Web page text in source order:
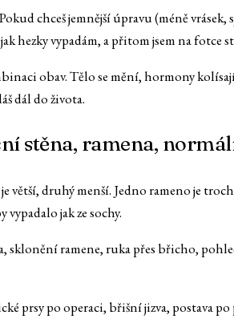
chceš jemnější úpravu (méně
hezky vypadám, a přitom jsem na fotce
obav. Tělo se mění, hormony
dál do života.
stěna, ramena,
větší, druhý menší. Jedno rameno je
vypadalo jak ze sochy.
sklonění ramene, ruka přes břicho,
prsy po operaci, břišní jizva, postava